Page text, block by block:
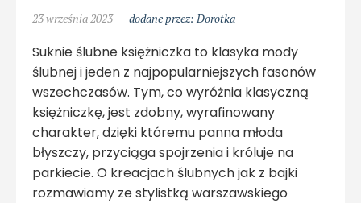
23 września 2023 dodane przez: Dorotka
Suknie ślubne księżniczka to klasyka mody
ślubnej i jeden z najpopularniejszych fasonów
wszechczasów. Tym, co wyróżnia klasyczną
księżniczkę, jest zdobny, wyrafinowany
charakter, dzięki któremu panna młoda
błyszczy, przyciąga spojrzenia i króluje na
parkiecie. O kreacjach ślubnych jak z bajki
rozmawiamy ze stylistką warszawskiego